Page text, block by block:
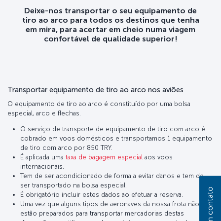
Deixe-nos transportar o seu equipamento de
tiro ao arco para todos os destinos que tenha
em mira, para acertar em cheio numa viagem
confortável de qualidade superior!
Transportar equipamento de tiro ao arco nos aviões
O equipamento de tiro ao arco é constituído por uma bolsa
especial, arco e flechas.
O serviço de transporte de equipamento de tiro com arco é
cobrado em voos domésticos e transportamos 1 equipamento
de tiro com arco por 850 TRY.
É aplicada uma taxa de bagagem especial aos voos
internacionais.
Tem de ser acondicionado de forma a evitar danos e tem de
ser transportado na bolsa especial.
É obrigatório incluir estes dados ao efetuar a reserva.
Uma vez que alguns tipos de aeronaves da nossa frota não
estão preparados para transportar mercadorias destas